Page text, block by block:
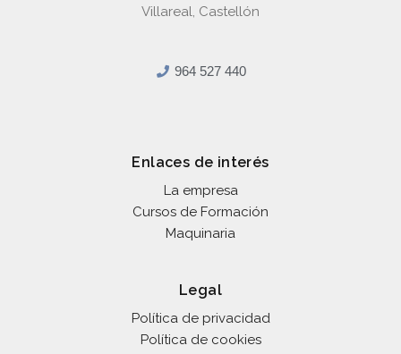
Villareal, Castellón
964 527 440
Enlaces de interés
La empresa
Cursos de Formación
Maquinaria
Legal
Política de privacidad
Política de cookies